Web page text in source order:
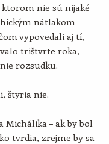
nie sú nijaké
nátlakom
vypovedali aj tí,
trištvrte roka,
rozsudku.
štyria nie.
Michálika – ak by bol
tvrdia, zrejme by sa